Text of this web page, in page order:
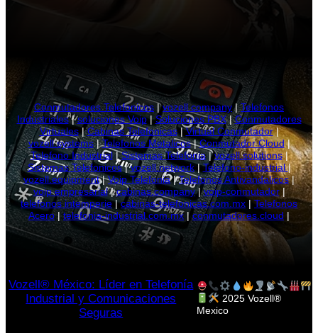
Conmutadores Telefonicos|vozell.company|Telefonos
Industriales|soluciones Voip|Soluciones PBX|Conmutadores
Virtuales|Cabinas Telefonicas|Virtual Conmutador|
vozell.systems|Telefonos Metalicos|Conmutador Cloud|
Telefono Industrial|Sistemas Telefonia|vozell.solutions|
Sistemas Telefonicos|vozell.network|Telefono-industrial|
vozell.equipment|Voip Telefonia|Telefonos Antivandalicos|
voip empresarial|cabinas.company|voip-conmutador|
telefonos intemperie|cabinas-telefonicas.com.mx |Telefonos
Acero|telefonia-industrial.com.mx|conmutadores.cloud |
Vozell® México: Líder en Telefonía
Industrial y Comunicaciones
Seguras
2025 Vozell®
Mexico